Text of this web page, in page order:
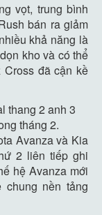
vọt, trung bình
bán ra giảm
khả năng là
kho và có thể
đã cận kề
tháng 2.
Avanza và Kia
2 liên tiếp ghi
hệ Avanza mới
nền tảng